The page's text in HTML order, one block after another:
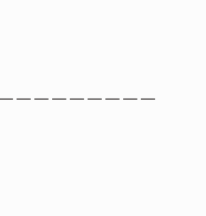
￣￣￣￣￣￣￣￣